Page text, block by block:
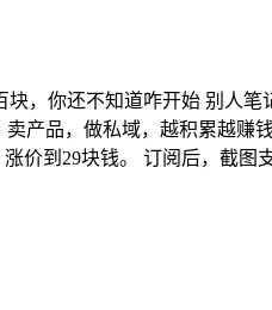
块，你还不知道咋开始 别人
产品，做私域，越积累越赚
价到29块钱。 订阅后，截图